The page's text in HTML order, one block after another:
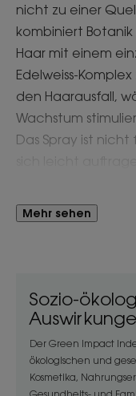
nicht zu einer
kombiniert Botanik
Haar mit einem
Edelweiss-
den Haarausfall,
Wachstum
Das Spray ist
Haarausfall nach 1
Monate auf die
wird, bringt es das
verlangsamt den
seine ganze
belebenden
Mehr sehen
Sozio-
Der Green Impact
ökologischen und
Kosmetika,